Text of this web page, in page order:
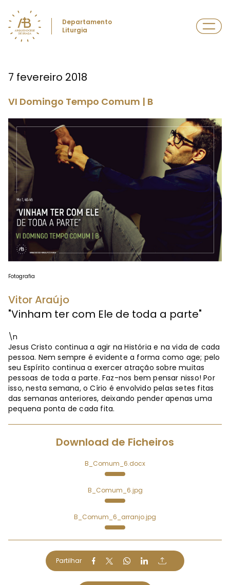
Departamento
Liturgia
7 fevereiro 2018
VI Domingo Tempo Comum | B
Fotografia
Vitor Araújo
"Vinham ter com Ele de toda a parte"
\n
Jesus Cristo continua a agir na História e na vida de cada
pessoa. Nem sempre é evidente a forma como age; pelo
seu Espírito continua a exercer atração sobre muitas
pessoas de toda a parte. Faz-nos bem pensar nisso! Por
isso, nesta semana, o Círio é envolvido pelas setes fitas
das semanas anteriores, deixando pender apenas uma
pequena ponta de cada fita.
Download de Ficheiros
B_Comum_6.docx
B_Comum_6.jpg
B_Comum_6_arranjo.jpg
Partilhar